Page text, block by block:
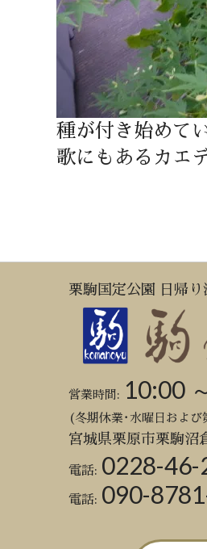
種が付き始めて
歌にもあるカエ
栗駒国定公園 日帰り
営業時間: 10:00
(冬期休業･水曜日および
宮城県栗原市栗駒沼
電話: 0228-46-
電話: 090-